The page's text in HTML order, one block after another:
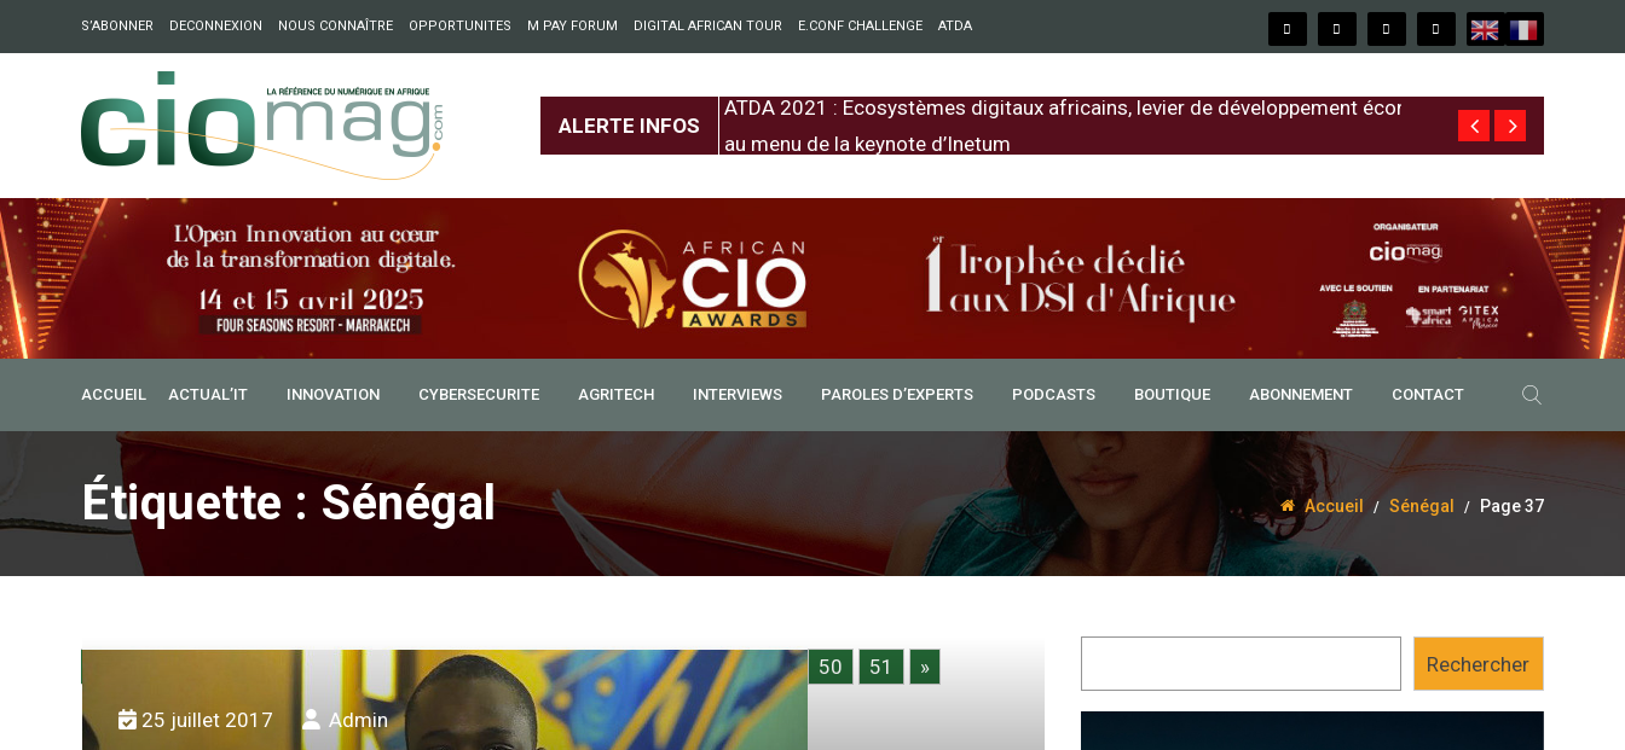
S’ABONNER DECONNEXION NOUS CONNAÎTRE OPPORTUNITES M PAY FORUM DIGITAL AFRICAN TOUR E.CONF CHALLENGE ATDA
ALERTE INFOS
: Partech Shaker lance Chapter54 pour créer des ponts entre l’Europe et
ATDA 2021 : Ecosystèmes digitaux africains, levier de développement économique
au menu de la keynote d’Inetum
Free au
ACCUEIL ACTUAL’IT INNOVATION CYBERSECURITE AGRITECH INTERVIEWS PAROLES D’EXPERTS PODCASTS BOUTIQUE ABONNEMENT CONTACT
Étiquette : Sénégal Accueil Sénégal Page 37
42 43 44 45 46 47 48 49 50 51 »
25 juillet 2017 Admin
Rechercher